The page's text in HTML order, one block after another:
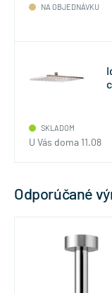
NA OBJEDNÁVKU
SKLADOM
U Vás doma 11.08
Odporúčané